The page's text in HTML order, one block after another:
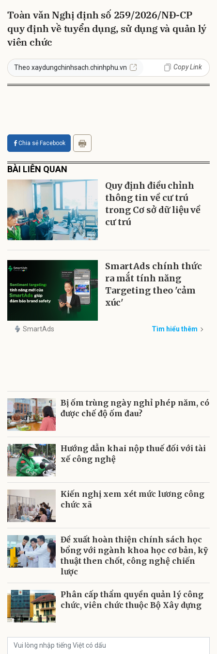
Toàn văn Nghị định số 259/2026/NĐ-CP
quy định về tuyển dụng, sử dụng và quản lý
viên chức
Theo xaydungchinhsach.chinhphu.vn Copy Link
Chia sẻ Facebook
BÀI LIÊN QUAN
Quy định điều chỉnh
thông tin về cư trú
trong Cơ sở dữ liệu về
cư trú
SmartAds chính thức
ra mắt tính năng
Targeting theo 'cảm
xúc'
SmartAds Tìm hiểu thêm
Bị ốm trùng ngày nghỉ phép năm, có
được chế độ ốm đau?
Hướng dẫn khai nộp thuế đối với tài
xế công nghệ
Kiến nghị xem xét mức lương công
chức xã
Đề xuất hoàn thiện chính sách học
bổng với ngành khoa học cơ bản, kỹ
thuật then chốt, công nghệ chiến
lược
Phân cấp thẩm quyền quản lý công
chức, viên chức thuộc Bộ Xây dựng